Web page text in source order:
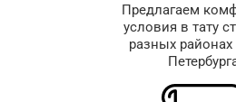
Предлагаем
условия в тату
разных районах